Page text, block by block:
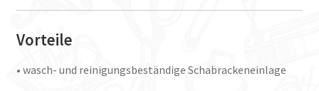
Vorteile
• wasch- und reinigungsbeständige Schabrackeneinlage